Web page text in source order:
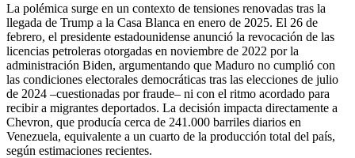
La polémica surge en un contexto de tensiones renovadas tras la
llegada de Trump a la Casa Blanca en enero de 2025. El 26 de
febrero, el presidente estadounidense anunció la revocación de las
licencias petroleras otorgadas en noviembre de 2022 por la
administración Biden, argumentando que Maduro no cumplió con
las condiciones electorales democráticas tras las elecciones de julio
de 2024 –cuestionadas por fraude– ni con el ritmo acordado para
recibir a migrantes deportados. La decisión impacta directamente a
Chevron, que producía cerca de 241.000 barriles diarios en
Venezuela, equivalente a un cuarto de la producción total del país,
según estimaciones recientes.